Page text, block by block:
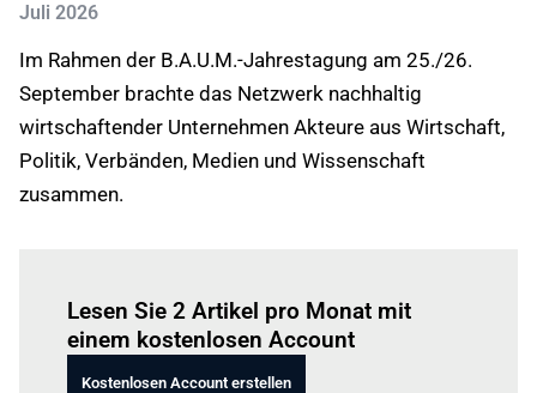
Juli 2026
Im Rahmen der B.A.U.M.-Jahrestagung am 25./26.
September brachte das Netzwerk nachhaltig
wirtschaftender Unternehmen Akteure aus Wirtschaft,
Politik, Verbänden, Medien und Wissenschaft
zusammen.
Lesen Sie 2 Artikel pro Monat mit
einem kostenlosen Account
Kostenlosen Account erstellen